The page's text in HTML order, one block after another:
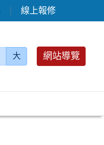
線上報修
大 網站導覽